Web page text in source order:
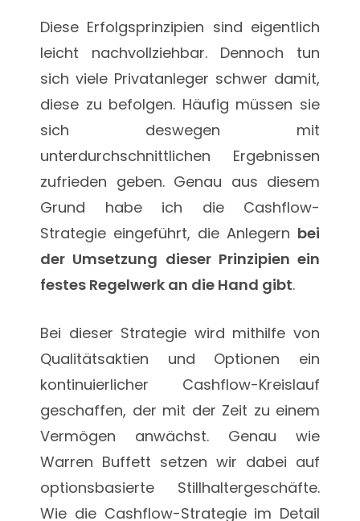
Diese Erfolgsprinzipien sind eigentlich
leicht nachvollziehbar. Dennoch tun
sich viele Privatanleger schwer damit,
diese zu befolgen. Häufig müssen sie
sich deswegen mit
unterdurchschnittlichen Ergebnissen
zufrieden geben. Genau aus diesem
Grund habe ich die Cashflow-
Strategie eingeführt, die Anlegern bei
der Umsetzung dieser Prinzipien ein
festes Regelwerk an die Hand gibt.
Bei dieser Strategie wird mithilfe von
Qualitätsaktien und Optionen ein
kontinuierlicher Cashflow-Kreislauf
geschaffen, der mit der Zeit zu einem
Vermögen anwächst. Genau wie
Warren Buffett setzen wir dabei auf
optionsbasierte Stillhaltergeschäfte.
Wie die Cashflow-Strategie im Detail